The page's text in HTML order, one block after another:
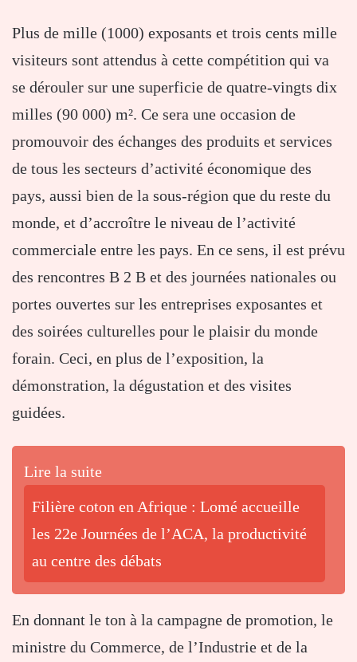
Plus de mille (1000) exposants et trois cents mille
visiteurs sont attendus à cette compétition qui va
se dérouler sur une superficie de quatre-vingts dix
milles (90 000) m². Ce sera une occasion de
promouvoir des échanges des produits et services
de tous les secteurs d’activité économique des
pays, aussi bien de la sous-région que du reste du
monde, et d’accroître le niveau de l’activité
commerciale entre les pays. En ce sens, il est prévu
des rencontres B 2 B et des journées nationales ou
portes ouvertes sur les entreprises exposantes et
des soirées culturelles pour le plaisir du monde
forain. Ceci, en plus de l’exposition, la
démonstration, la dégustation et des visites
guidées.
Lire la suite
Filière coton en Afrique : Lomé accueille
les 22e Journées de l’ACA, la productivité
au centre des débats
En donnant le ton à la campagne de promotion, le
ministre du Commerce, de l’Industrie et de la